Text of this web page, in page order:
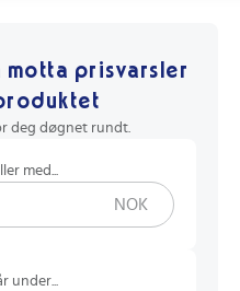
motta prisvarsler
deg døgnet rundt.
med...
NOK
under...